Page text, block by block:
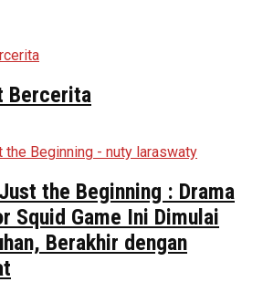
Bercerita
the Beginning : Drama
Squid Game Ini Dimulai
Berakhir dengan